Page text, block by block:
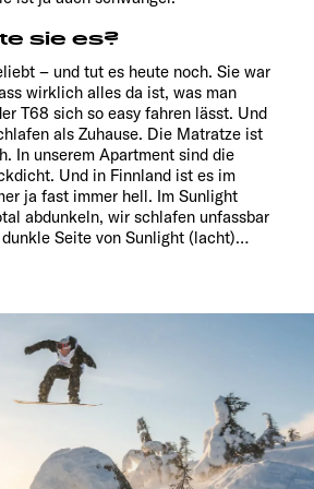
sie es?
– und tut es heute noch. Sie war
wirklich alles da ist, was man
T68 sich so easy fahren lässt. Und
als Zuhause. Die Matratze ist
In unserem Apartment sind die
Und in Finnland ist es im
ja fast immer hell. Im Sunlight
abdunkeln, wir schlafen unfassbar
Seite von Sunlight (lacht)…